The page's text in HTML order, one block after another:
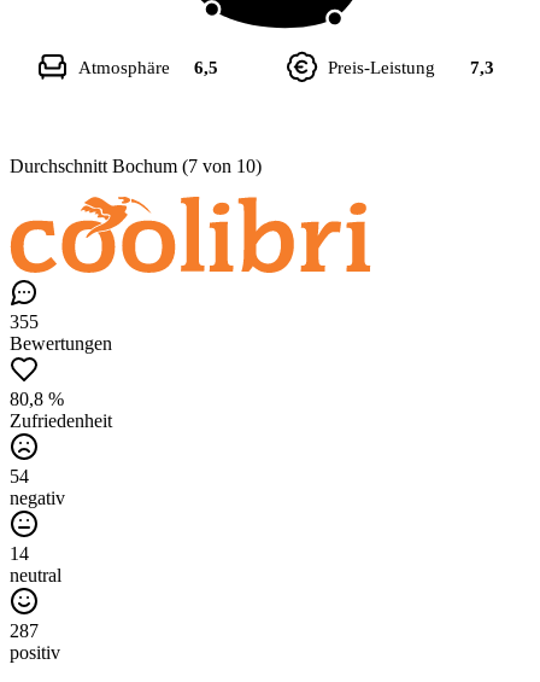
Preis-Leistung 7,3
Atmosphäre 6,5
Durchschnitt Bochum (7 von 10)
355
Bewertungen
80,8 %
Zufriedenheit
54
negativ
14
neutral
287
positiv